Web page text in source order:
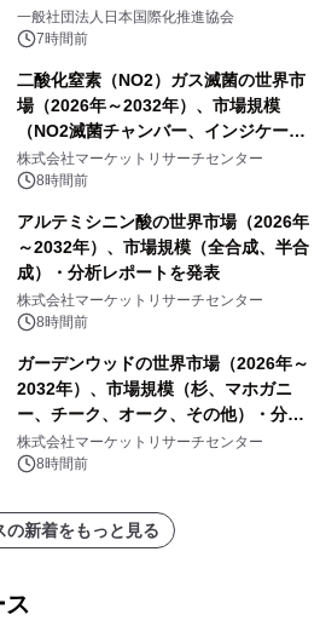
一般社団法人日本国際化推進協会
7時間前
二酸化窒素（NO2）ガス滅菌の世界市
場（2026年～2032年）、市場規模
（NO2滅菌チャンバー、インジケータ
ーおよびモニタリングシステム、その
他）・分析レポートを発表
株式会社マーケットリサーチセンター
8時間前
アルテミシニン酸の世界市場（2026年
～2032年）、市場規模（全合成、半合
成）・分析レポートを発表
株式会社マーケットリサーチセンター
8時間前
ガーデンウッドの世界市場（2026年～
2032年）、市場規模（杉、マホガニ
ー、チーク、オーク、その他）・分析
レポートを発表
株式会社マーケットリサーチセンター
8時間前
の新着をもっと見る
ス